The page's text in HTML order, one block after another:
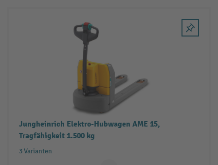
Jungheinrich Elektro-Hubwagen AME 15,
Tragfähigkeit 1.500 kg
3 Varianten